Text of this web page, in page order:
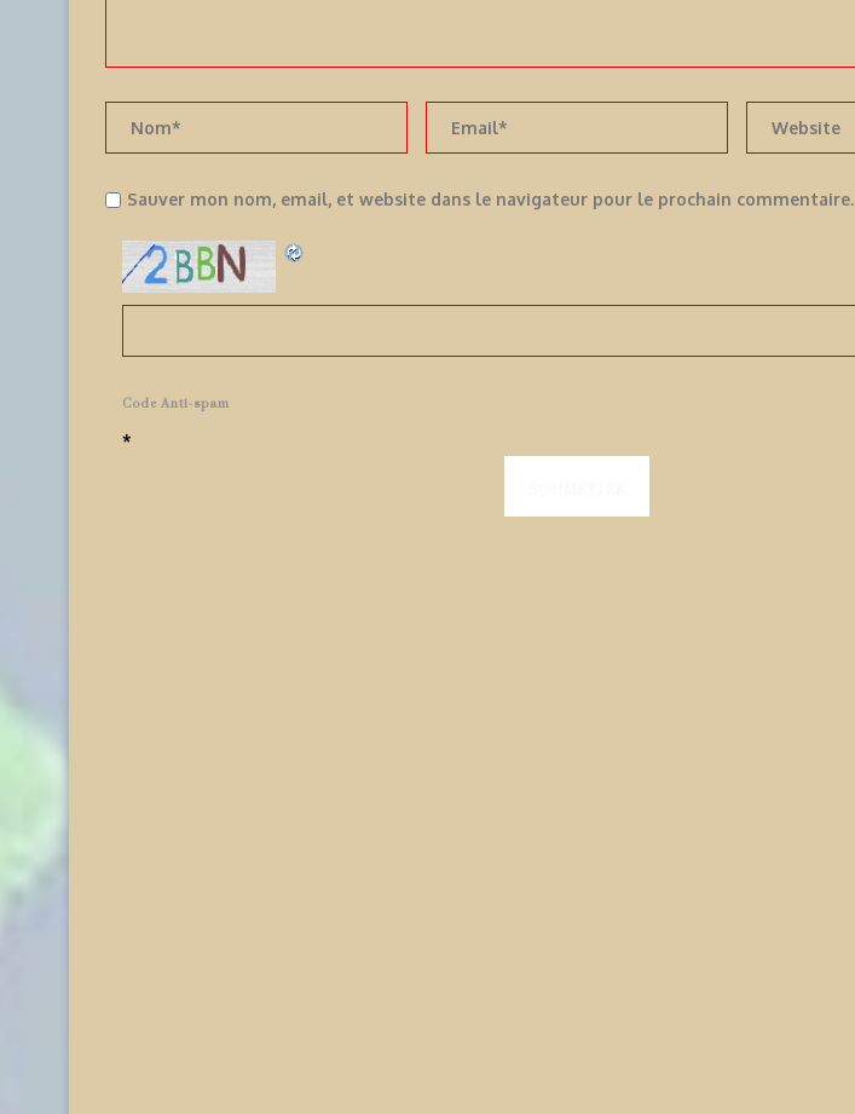
Sauver mon nom, email, et website dans le navigateur pour le prochain commentaire.
Code Anti-spam
*